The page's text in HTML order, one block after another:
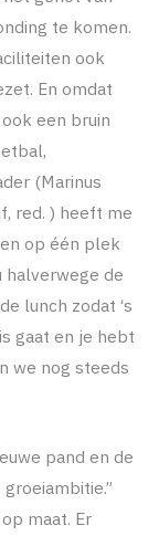
te komen.
ook
En omdat
een bruin
(Marinus
red. ) heeft me
op één plek
halverwege de
lunch zodat ‘s
gaat en je hebt
we nog steeds
pand en de
maat. Er